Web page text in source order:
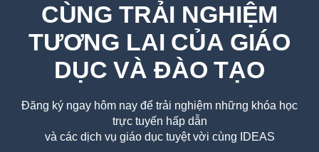
CÙNG TRẢI NGHIỆM
TƯƠNG LAI CỦA GIÁO
DỤC VÀ ĐÀO TẠO
Đăng ký ngay hôm nay để trải nghiệm những khóa học
trực tuyến hấp dẫn
và các dịch vụ giáo dục tuyệt vời cùng IDEAS